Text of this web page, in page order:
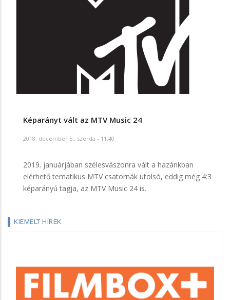
Képarányt vált az MTV Music 24
2018. december 5., szerda - 11:40
2019. januárjában szélesvászonra vált a hazánkban
elérhető tematikus MTV csatornák utolsó, eddig még 4:3
képarányú tagja, az MTV Music 24 is.
KIEMELT HÍREK